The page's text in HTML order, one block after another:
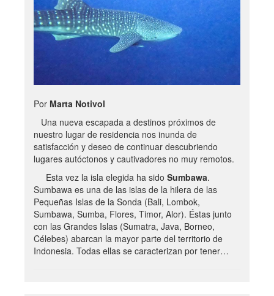
Por Marta Notivol
Una nueva escapada a destinos próximos de
nuestro lugar de residencia nos inunda de
satisfacción y deseo de continuar descubriendo
lugares autóctonos y cautivadores no muy remotos.
Esta vez la isla elegida ha sido Sumbawa.
Sumbawa es una de las islas de la hilera de las
Pequeñas Islas de la Sonda (Bali, Lombok,
Sumbawa, Sumba, Flores, Timor, Alor). Éstas junto
con las Grandes Islas (Sumatra, Java, Borneo,
Célebes) abarcan la mayor parte del territorio de
Indonesia. Todas ellas se caracterizan por tener…